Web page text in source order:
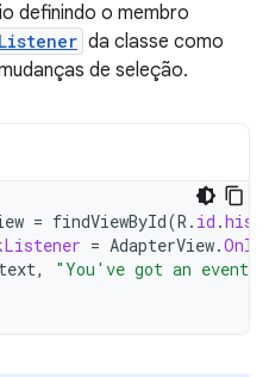
definindo o membro
da classe como
de seleção.
= findViewById(R . id .
= AdapterView.
, "You've got an event"